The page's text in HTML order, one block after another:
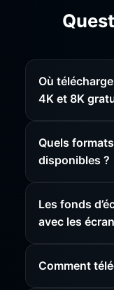
Où
4K et 8K
Quels
disponibles ?
Les fonds
avec les
Comment